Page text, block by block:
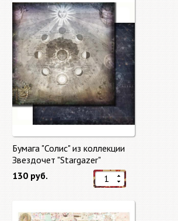
Бумага "Солис" из коллекции
Звездочет "Stargazer"
130 руб.